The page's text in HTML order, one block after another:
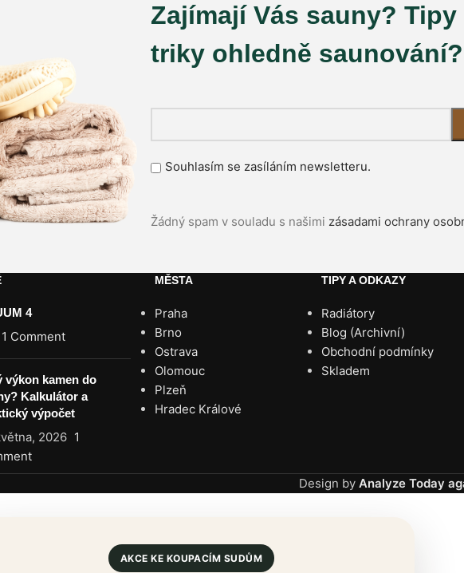
Zajímají Vás sauny? Tipy
triky ohledně saunování?
Souhlasím se zasíláním newsletteru.
Žádný spam v souladu s našimi zásadami ochrany
4
1 Comment
výkon kamen do
Kalkulátor a
výpočet
2026 1
MĚSTA
Praha
Brno
Ostrava
Olomouc
Plzeň
Hradec Králové
TIPY A ODKAZY
Radiátory
Blog (Archivní)
Obchodní podmínky
Skladem
Design by Analyze Today
AKCE KE KOUPACÍM SUDŮM